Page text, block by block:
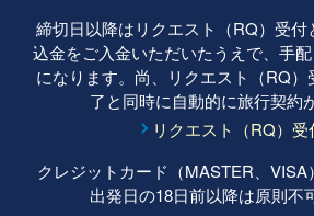
締切日以降はリクエスト（RQ）受付
込金をご入金いただいたうえで、手
になります。尚、リクエスト（RQ
了と同時に自動的に旅行契約
リクエスト（RQ）受
クレジットカード（MASTER、VISA
出発日の18日前以降は原則不